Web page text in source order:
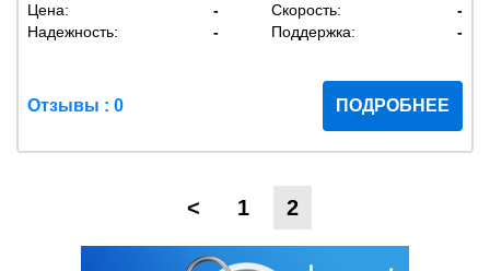
Цена: - Скорость:
-
Надежность:
- Поддержка: -
Отзывы : 0 ПОДРОБНЕЕ
< 1 2